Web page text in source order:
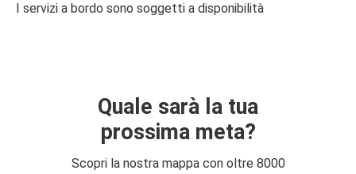
I servizi a bordo sono soggetti a disponibilità
Quale sarà la tua
prossima meta?
Scopri la nostra mappa con oltre 8000